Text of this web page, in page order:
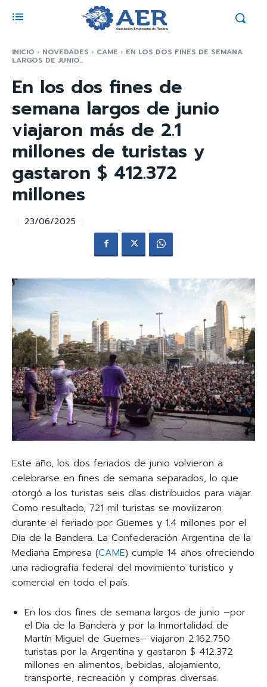
INICIO NOVEDADES CAME EN LOS DOS FINES DE SEMANA
LARGOS DE JUNIO...
En los dos fines de
semana largos de junio
viajaron más de 2.1
millones de turistas y
gastaron $ 412.372
millones
23/06/2025
Este año, los dos feriados de junio volvieron a
celebrarse en fines de semana separados, lo que
otorgó a los turistas seis días distribuidos para viajar.
Como resultado, 721 mil turistas se movilizaron
durante el feriado por Güemes y 1.4 millones por el
Día de la Bandera. La Confederación Argentina de la
Mediana Empresa (CAME) cumple 14 años ofreciendo
una radiografía federal del movimiento turístico y
comercial en todo el país.
En los dos fines de semana largos de junio –por
el Día de la Bandera y por la Inmortalidad de
Martín Miguel de Güemes– viajaron 2.162.750
turistas por la Argentina y gastaron $ 412.372
millones en alimentos, bebidas, alojamiento,
transporte, recreación y compras diversas.